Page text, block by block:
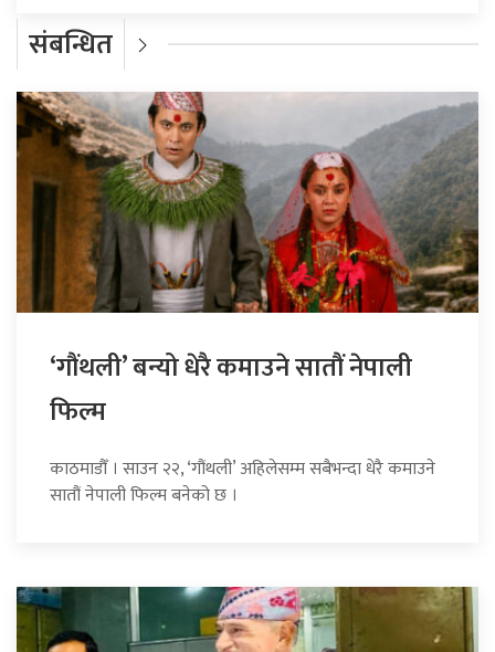
संबन्धित
‘गौंथली’ बन्यो धेरै कमाउने सातौं नेपाली
फिल्म
काठमाडौँ । साउन २२, ‘गौंथली’ अहिलेसम्म सबैभन्दा धेरै कमाउने
सातौं नेपाली फिल्म बनेको छ ।